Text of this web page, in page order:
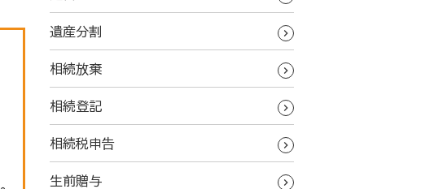
。
遺産分割
相続放棄
相続登記
相続税申告
生前贈与